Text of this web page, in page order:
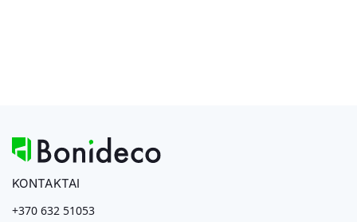
KONTAKTAI
+370 632 51053